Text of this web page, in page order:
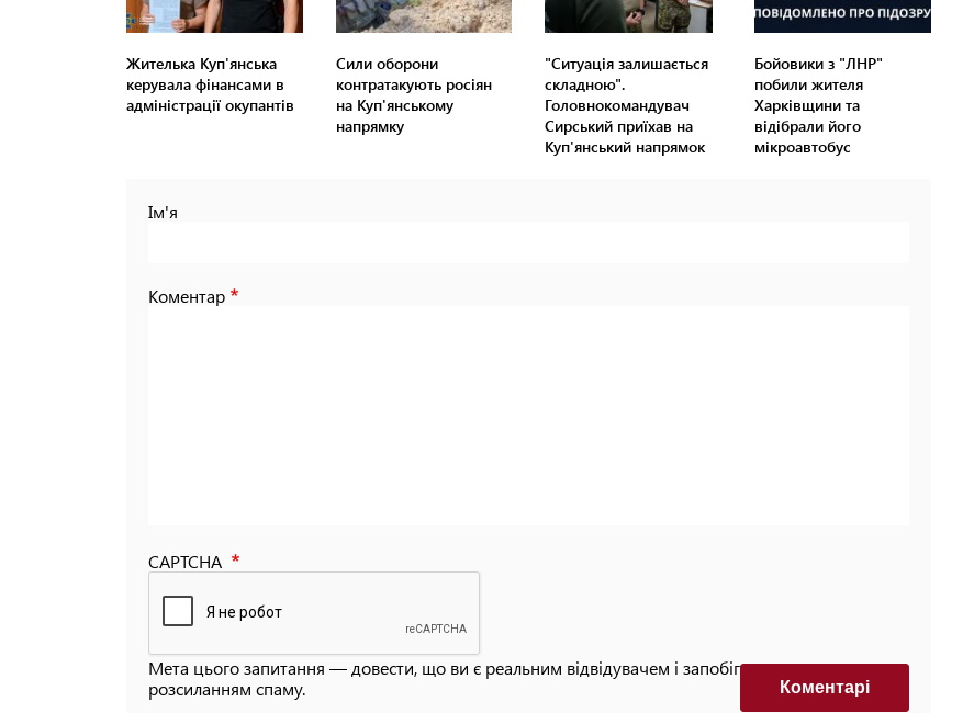
Жителька Куп'янська
керувала фінансами в
адміністрації окупантів
Сили оборони
контратакують росіян
на Куп'янському
напрямку
"Ситуація залишається
складною".
Головнокомандувач
Сирський приїхав на
Куп'янський напрямок
Бойовики з "ЛНР"
побили жителя
Харківщини та
відібрали його
мікроавтобус
Ім'я
Коментар
CAPTCHA
Мета цього запитання — довести, що ви є реальним відвідувачем і запобігти автоматизованим
розсиланням спаму.
Коментарi